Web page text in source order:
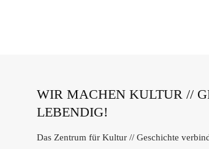
WIR MACHEN KULTUR //
LEBENDIG!
Das Zentrum für Kultur // Geschichte